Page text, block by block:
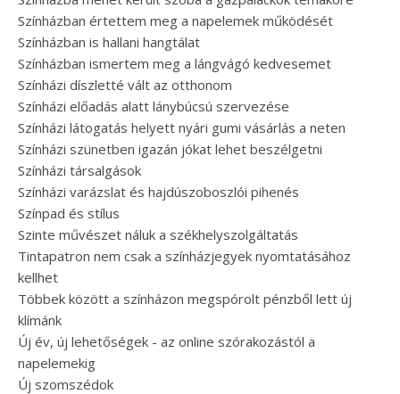
Színházban értettem meg a napelemek működését
Színházban is hallani hangtálat
Színházban ismertem meg a lángvágó kedvesemet
Színházi díszletté vált az otthonom
Színházi előadás alatt lánybúcsú szervezése
Színházi látogatás helyett nyári gumi vásárlás a neten
Színházi szünetben igazán jókat lehet beszélgetni
Színházi társalgások
Színházi varázslat és hajdúszoboszlói pihenés
Színpad és stílus
Szinte művészet náluk a székhelyszolgáltatás
Tintapatron nem csak a színházjegyek nyomtatásához
kellhet
Többek között a színházon megspórolt pénzből lett új
klímánk
Új év, új lehetőségek - az online szórakozástól a
napelemekig
Új szomszédok